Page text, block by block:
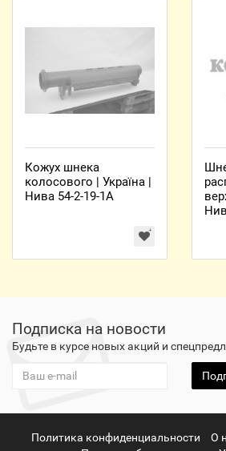
Кожух шнека
колосового | Україна |
Нива 54-2-19-1А
Подписка на новости
Будьте в курсе новых акций и
Политика конфиденциальности О